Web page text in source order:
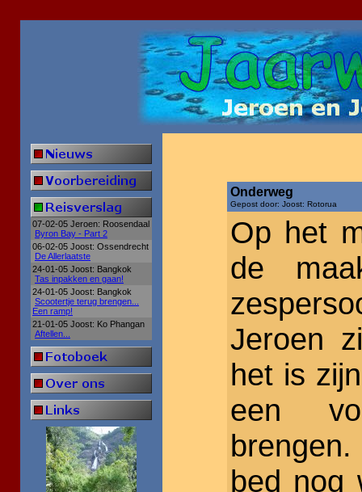
07-02-05 Jeroen: Roosendaal
Byron Bay - Part 2
06-02-05 Joost: Ossendrecht
De Allerlaatste
24-01-05 Joost: Bangkok
Tas inpakken en gaan!
24-01-05 Joost: Bangkok
Scootertje terug brengen...
Een ramp!
21-01-05 Joost: Ko Phangan
Aftellen...
Onderweg
Gepost door: Joost: Rotorua
Op het
de
Jeroen
het is
een
bed nog